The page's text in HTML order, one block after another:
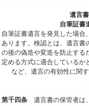
遺言
自筆証書
自筆証書遺言を発見した場合
あります。検認とは、遺言書
の後の偽造や変造を防止する
定める方式に適合しているか
など、遺言の有効性に関
第千四条 遺言書の保管者は